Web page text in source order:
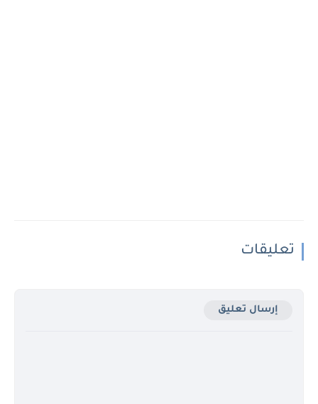
تعليقات
إرسال تعليق